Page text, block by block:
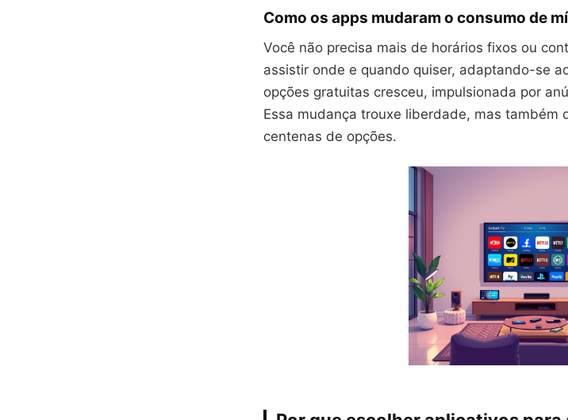
Como os apps mudaram o consumo de
Você não precisa mais de horários fixos ou
assistir onde e quando quiser, adaptando-se
opções gratuitas cresceu, impulsionada por
Essa mudança trouxe liberdade, mas também
centenas de opções.